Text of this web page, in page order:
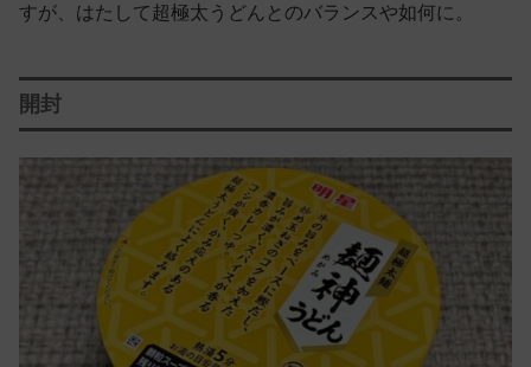
すが、はたして超極太うどんとのバランスや如何に。
開封